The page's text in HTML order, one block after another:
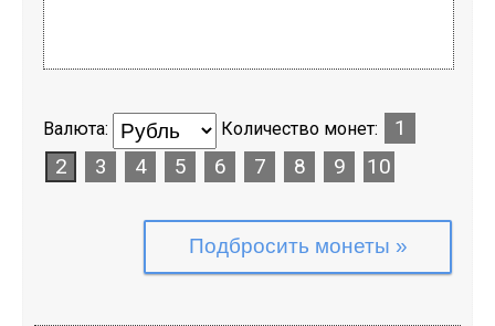
Валюта: Количество монет:
1
2
3 4 5 6 7 8 9 10